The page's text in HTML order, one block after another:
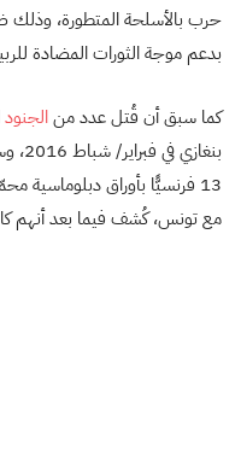
حرب بالأسلحة المتطورة، وذلك
بدعم موجة الثورات المضادة
كما سبق أن قُتل عدد منالجنود
بنغازي في فبراير/ شباط 2016، وسبق أن ضبطَ
13 فرنسيًّا بأوراق دبلوماسية
مع تونس، كُشف فيما بعد أنهم